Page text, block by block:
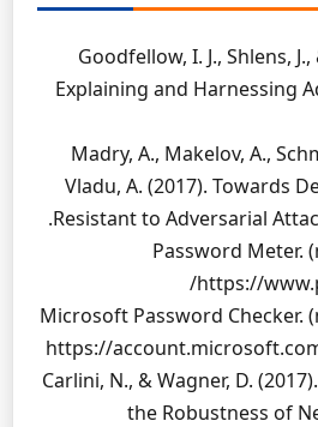
Goodfellow, I. J., Shlens,
Explaining and Harnessing
Madry, A., Makelov, A.,
Vladu, A. (2017). Towards
Resistant to Adversarial
Password Meter.
https://
Microsoft Password Checker.
https://
Carlini, N., & Wagner, D.
the Robustness of